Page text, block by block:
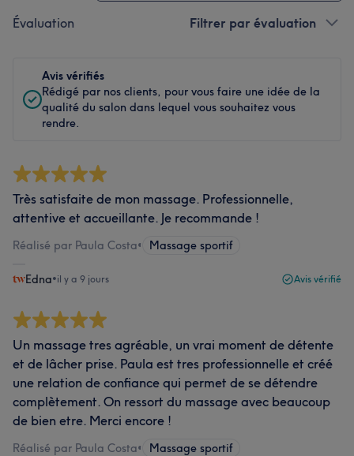
Évaluation Filtrer par évaluation
Avis vérifiés
Rédigé par nos clients, pour vous faire une idée de la
qualité du salon dans lequel vous souhaitez vous
rendre.
Très satisfaite de mon massage. Professionnelle,
attentive et accueillante. Je recommande !
Réalisé par Paula Costa• Massage sportif
Edna•il y a 9 jours Avis vérifié
Un massage tres agréable, un vrai moment de détente
et de lâcher prise. Paula est tres professionnelle et créé
une relation de confiance qui permet de se détendre
complètement. On ressort du massage avec beaucoup
de bien etre. Merci encore !
Réalisé par Paula Costa• Massage sportif